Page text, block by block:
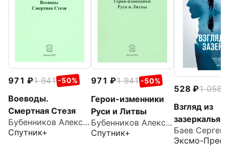
971 1 941 -50%
Воеводы.
Смертная Стезя
Бубенников Александр Николаевич
Спутник+
971 1 941 -50%
Герои-изменники
Руси и Литвы
Бубенников Александр Николаевич
Спутник+
528 1 056
Взгляд из
зазеркалья
Эксмо-Пресс